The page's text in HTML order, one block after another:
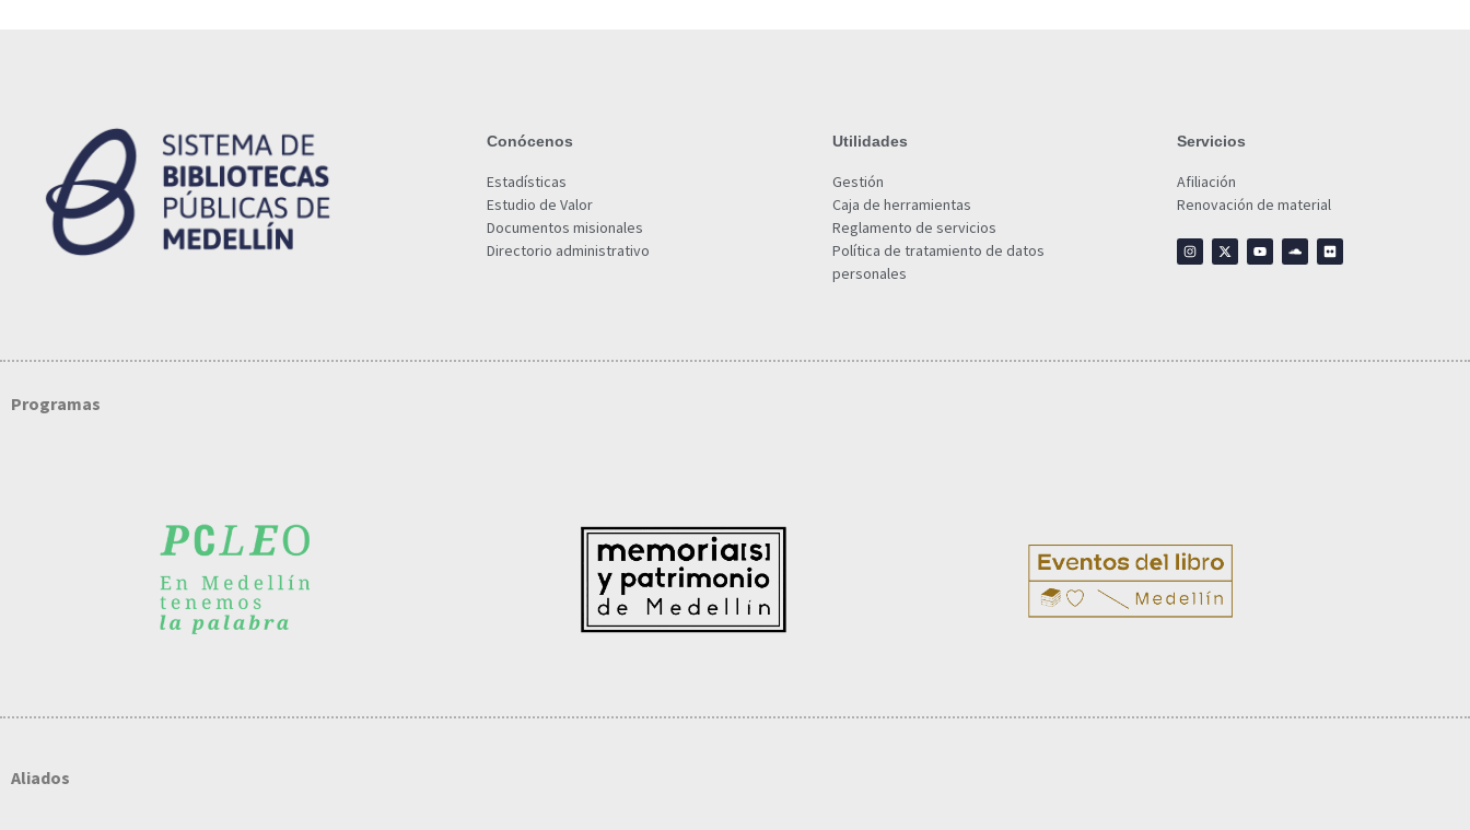
Conócenos
Estadísticas
Estudio de Valor
Documentos misionales
Directorio administrativo
Utilidades
Gestión
Caja de herramientas
Reglamento de servicios
Política de tratamiento de datos
personales
Servicios
Afiliación
Renovación de material
Programas
Aliados